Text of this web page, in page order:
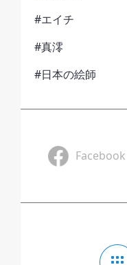
#エイチ
#真澪
#日本の絵師
Facebook